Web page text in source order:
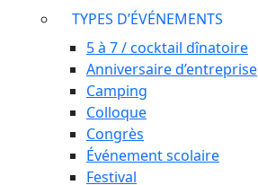
TYPES D’ÉVÉNEMENTS
5 à 7 / cocktail dînatoire
Anniversaire d’entreprise
Camping
Colloque
Congrès
Événement scolaire
Festival